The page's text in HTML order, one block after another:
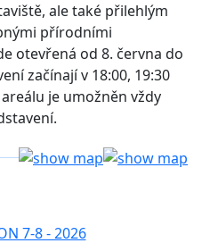
ale také přilehlým
přírodními
otevřená od 8. června do
začínají v 18:00, 19:30
je umožněn vždy